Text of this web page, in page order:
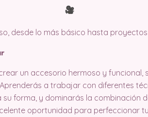
desde lo más básico hasta
un accesorio hermoso y funcional,
Aprenderás a trabajar con diferentes
forma, y dominarás la combinación
oportunidad para perfeccionar